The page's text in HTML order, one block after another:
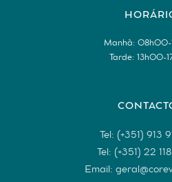
Manhã:
Tarde: 13h00-
Tel: (+351) 913
Tel: (+351) 22
Email: